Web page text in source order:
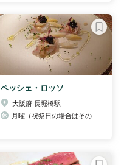
ペッシェ・ロッソ
大阪府 長堀橋駅